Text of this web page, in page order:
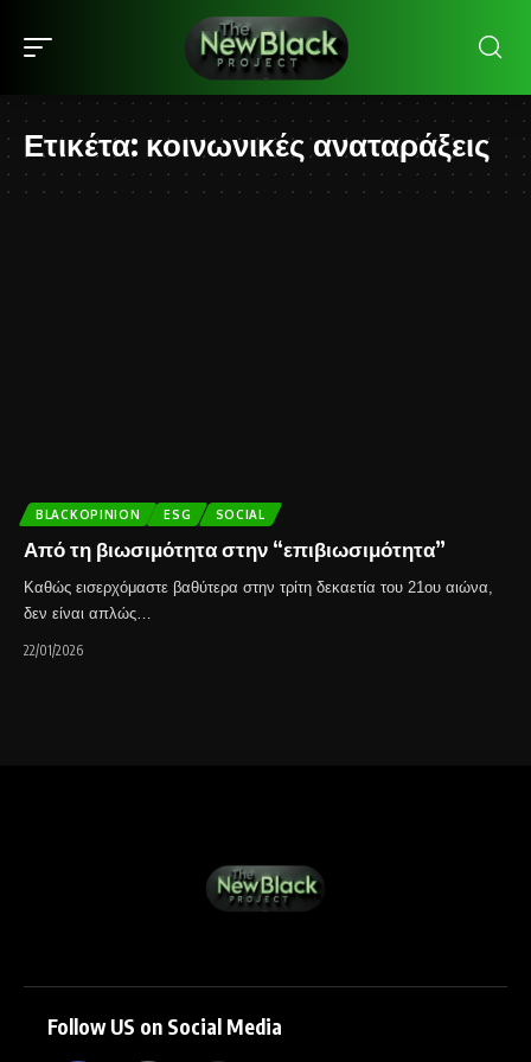
Ετικέτα: κοινωνικές αναταράξεις
BLACKOPINION ESG SOCIAL
Από τη βιωσιμότητα στην “επιβιωσιμότητα”
Καθώς εισερχόμαστε βαθύτερα στην τρίτη δεκαετία του 21ου αιώνα,
δεν είναι απλώς…
22/01/2026
Follow US on Social Media